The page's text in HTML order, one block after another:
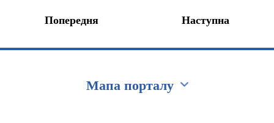
Попередня Наступна
Мапа порталу